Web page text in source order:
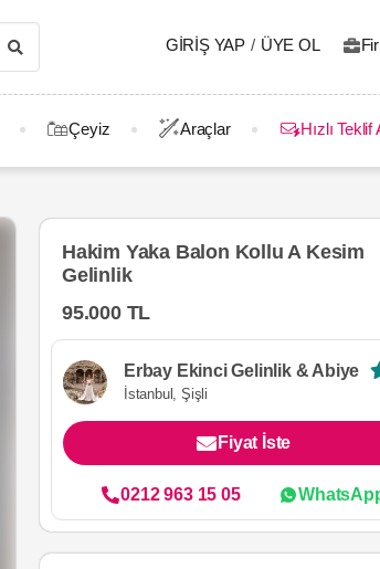
GIRIŞ YAP / ÜYE OL
Çeyiz Araçlar Hızlı Teklif
Hakim Yaka Balon Kollu A Kesim
Gelinlik
95.000 TL
Erbay Ekinci Gelinlik & Abiye
İstanbul, Şişli
Fiyat İste
0212 963 15 05